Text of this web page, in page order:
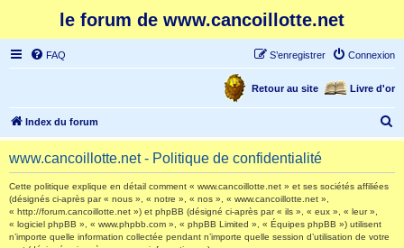
le forum de www.cancoillotte.net
FAQ Connexion
S’enregistrer
Livre d'or
Retour au site
Index du forum
e
www.cancoillotte.net - Politique de confidentialité
Cette politique explique en détail comment « www.cancoillotte.net » et ses sociétés affiliées
(désignés ci-après par « nous », « notre », « nos », « www.cancoillotte.net »,
« http://forum.cancoillotte.net ») et phpBB (désigné ci-après par « ils », « eux », « leur »,
« logiciel phpBB », « www.phpbb.com », « phpBB Limited », « Équipes phpBB ») utilisent
n’importe quelle information collectée pendant n’importe quelle session d’utilisation de votre